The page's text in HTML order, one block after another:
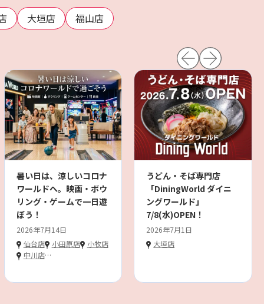
大垣店 福山店
暑い日は、涼しいコロナ
ワールドへ。映画・ボウ
リング・ゲームで一日遊
ぼう！
2026年7月14日
仙台店
小田原店
小牧店
中川店…
うどん・そば専門店
「DiningWorld ダイニ
ングワールド」
7/8(水)OPEN！
2026年7月1日
大垣店